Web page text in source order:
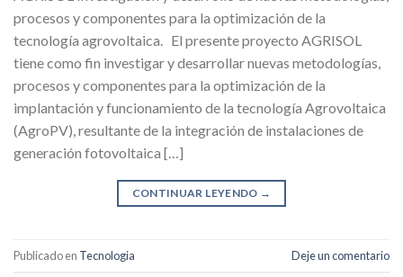
procesos y componentes para la optimización de la
tecnología agrovoltaica. El presente proyecto AGRISOL
tiene como fin investigar y desarrollar nuevas metodologías,
procesos y componentes para la optimización de la
implantación y funcionamiento de la tecnología Agrovoltaica
(AgroPV), resultante de la integración de instalaciones de
generación fotovoltaica […]
CONTINUAR LEYENDO →
Publicado en Tecnologia Deje un comentario